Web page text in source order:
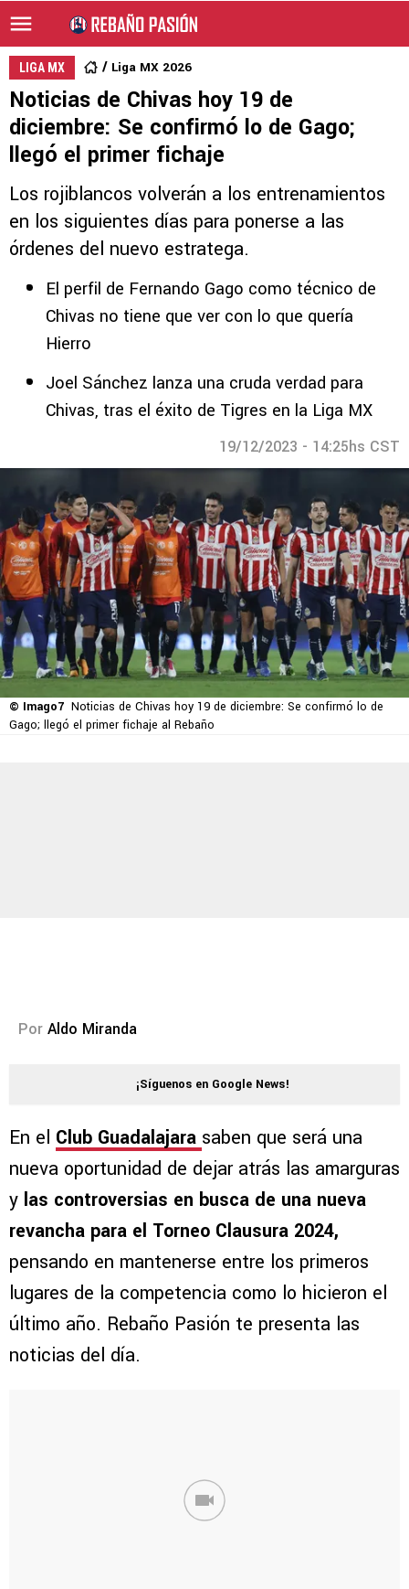
LIGA MX Liga MX 2026
Noticias de Chivas hoy 19 de
diciembre: Se confirmó lo de Gago;
llegó el primer fichaje
Los rojiblancos volverán a los entrenamientos
en los siguientes días para ponerse a las
órdenes del nuevo estratega.
El perfil de Fernando Gago como técnico de
Chivas no tiene que ver con lo que quería
Hierro
Joel Sánchez lanza una cruda verdad para
Chivas, tras el éxito de Tigres en la Liga MX
19/12/2023 - 14:25hs CST
© Imago7 Noticias de Chivas hoy 19 de diciembre: Se confirmó lo de
Gago; llegó el primer fichaje al Rebaño
Por Aldo Miranda
¡Síguenos en Google News!
En el Club Guadalajara saben que será una
nueva oportunidad de dejar atrás las amarguras
y las controversias en busca de una nueva
revancha para el Torneo Clausura 2024,
pensando en mantenerse entre los primeros
lugares de la competencia como lo hicieron el
último año. Rebaño Pasión te presenta las
noticias del día.